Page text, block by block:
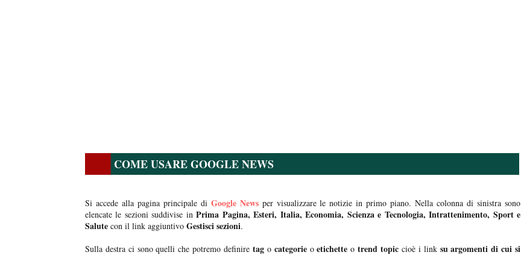
COME USARE GOOGLE NEWS
Si accede alla pagina principale di Google Newsper visualizzare le notizie in primo piano. Nella colonna di sinistra sono
elencate le sezioni suddivise inPrima Pagina, Esteri, Italia, Economia, Scienza e Tecnologia, Intrattenimento, Sport e
Salute con il link aggiuntivo Gestisci sezioni.
Sulla destra ci sono quelli che potremo definire tag o categorie oetichetteo trend topic cioè i link su argomenti di cui si